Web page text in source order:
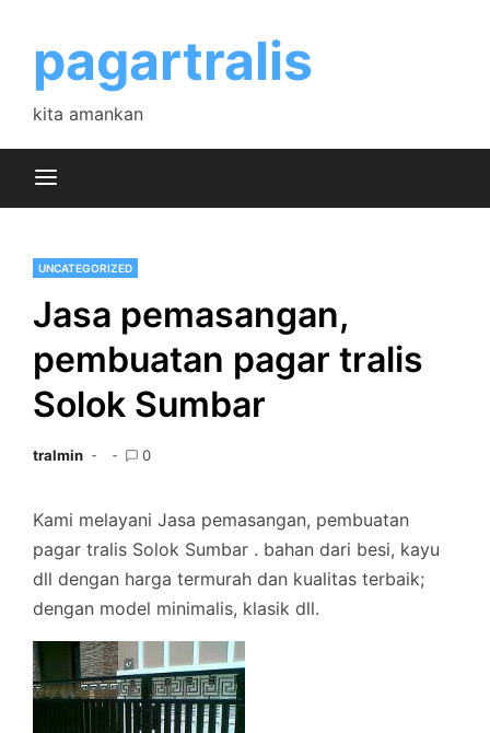
contentpagartralis
kita amankan
UNCATEGORIZED
Jasa pemasangan,
pembuatan pagar tralis
Solok Sumbar
tralmin 0
Kami melayani Jasa pemasangan, pembuatan
pagar tralis Solok Sumbar . bahan dari besi, kayu
dll dengan harga termurah dan kualitas terbaik;
dengan model minimalis, klasik dll.